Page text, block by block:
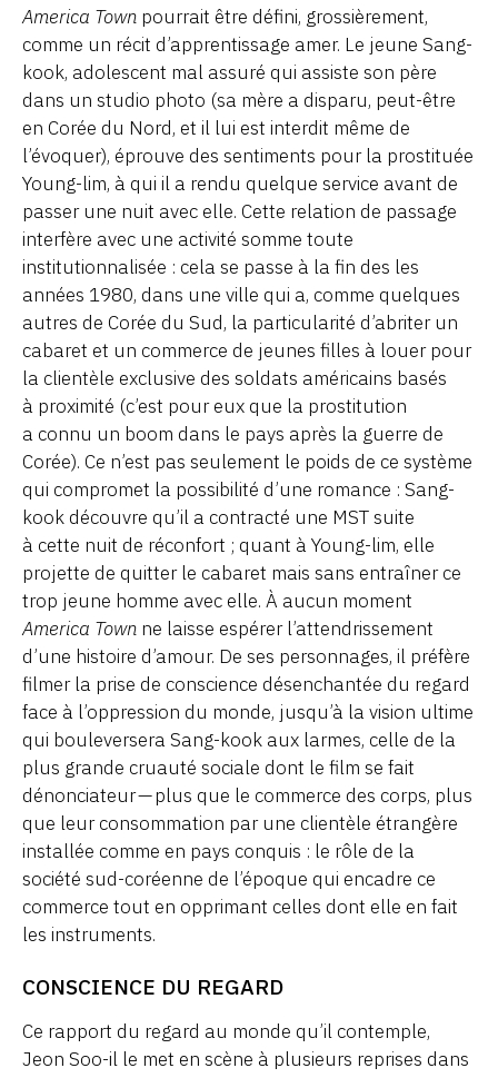
America Town pourrait être défini, grossièrement,
comme un récit d’apprentissage amer. Le jeune Sang-
kook, adolescent mal assuré qui assiste son père
dans un studio photo (sa mère a disparu, peut-être
en Corée du Nord, et il lui est interdit même de
l’évoquer), éprouve des sentiments pour la prostituée
Young-lim, à qui il a rendu quelque service avant de
passer une nuit avec elle. Cette relation de passage
interfère avec une activité somme toute
institutionnalisée : cela se passe à la fin des les
années 1980, dans une ville qui a, comme quelques
autres de Corée du Sud, la particularité d’abriter un
cabaret et un commerce de jeunes filles à louer pour
la clientèle exclusive des soldats américains basés
à proximité (c’est pour eux que la prostitution
a connu un boom dans le pays après la guerre de
Corée). Ce n’est pas seulement le poids de ce système
qui compromet la possibilité d’une romance : Sang-
kook découvre qu’il a contracté une MST suite
à cette nuit de réconfort ; quant à Young-lim, elle
projette de quitter le cabaret mais sans entraîner ce
trop jeune homme avec elle. À aucun moment
America Town ne laisse espérer l’attendrissement
d’une histoire d’amour. De ses personnages, il préfère
filmer la prise de conscience désenchantée du regard
face à l’oppression du monde, jusqu’à la vision ultime
qui bouleversera Sang-kook aux larmes, celle de la
plus grande cruauté sociale dont le film se fait
dénonciateur — plus que le commerce des corps, plus
que leur consommation par une clientèle étrangère
installée comme en pays conquis : le rôle de la
société sud-coréenne de l’époque qui encadre ce
commerce tout en opprimant celles dont elle en fait
les instruments.
CONSCIENCE DU REGARD
Ce rapport du regard au monde qu’il contemple,
Jeon Soo-il le met en scène à plusieurs reprises dans